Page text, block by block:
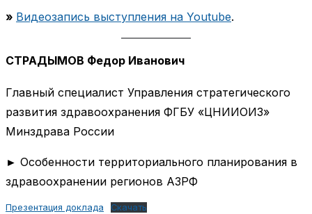
» Видеозапись выступления на Youtube.
СТРАДЫМОВ Федор Иванович
Главный специалист Управления стратегического
развития здравоохранения ФГБУ «ЦНИИОИЗ»
Минздрава России
► Особенности территориального планирования в
здравоохранении регионов АЗРФ
Презентация доклада Скачать